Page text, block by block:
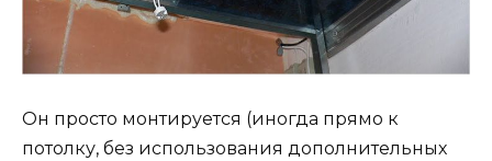
Он просто монтируется (иногда прямо к
потолку, без использования дополнительных